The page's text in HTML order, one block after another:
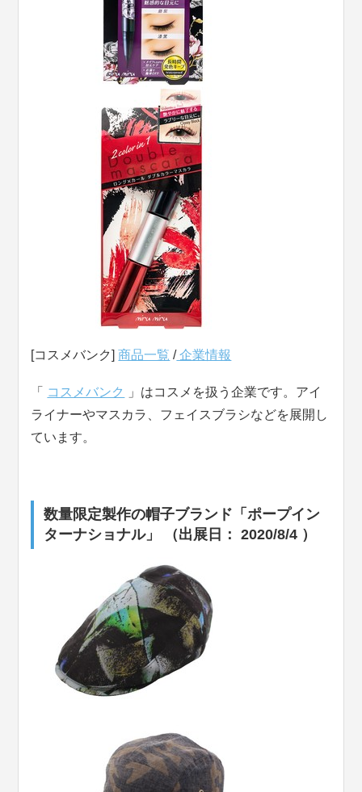
[コスメバンク]商品一覧 /企業情報
「 コスメバンク
」はコスメを扱う企業です。アイ
ライナーやマスカラ、フェイスブラシなどを展開し
ています。
数量限定製作の帽子ブランド「ポープイン
ターナショナル」 （出展日： 2020/8/4 ）